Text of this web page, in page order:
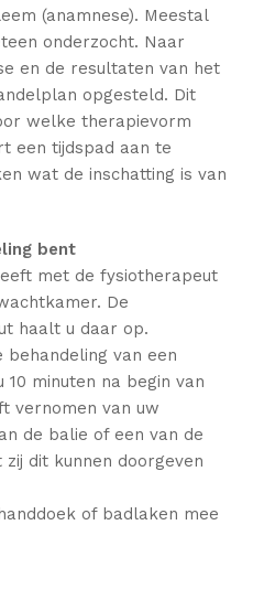
(anamnese). Meestal
onderzocht. Naar
en de resultaten van het
opgesteld. Dit
welke therapievorm
een tijdspad aan te
wat de inschatting is van
bent
met de fysiotherapeut
De
haalt u daar op.
van een
minuten na begin van
vernomen van uw
de balie of een van de
dit kunnen doorgeven
of badlaken mee